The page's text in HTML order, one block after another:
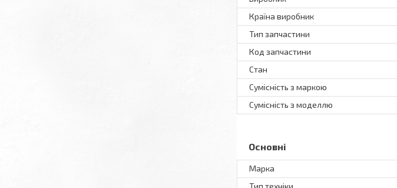
Країна виробник
Тип запчастини
Код запчастини
Стан
Сумісність з маркою
Сумісність з моделлю
Основні
Марка
Тип техніки